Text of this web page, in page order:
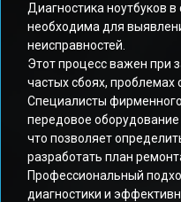
Диагностика ноутбуков
необходима для
неисправностей.
Этот процесс важен при
частых сбоях, проблемах
Специалисты
передовое оборудование
что позволяет
разработать план
Профессиональный
диагностики и